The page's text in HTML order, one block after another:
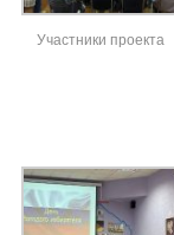
Участники проекта